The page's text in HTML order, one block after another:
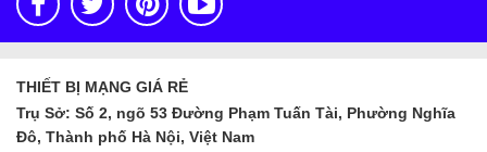
THIẾT BỊ MẠNG GIÁ RẺ
Trụ Sở: Số 2, ngõ 53 Đường Phạm Tuấn Tài, Phường Nghĩa
Đô, Thành phố Hà Nội, Việt Nam